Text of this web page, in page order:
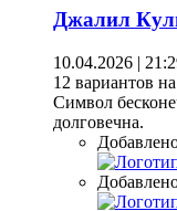
Джалил
10.04.2026 |
12 вариантов
Символ
долговечна.